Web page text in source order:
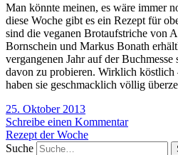
Man könnte meinen, es wäre immer
diese Woche gibt es ein Rezept für
sind die veganen Brotaufstriche von
Bornschein und Markus Bonath
vergangenen Jahr auf der
davon zu probieren. Wirklich köstlich
haben sie geschmacklich völlig
25. Oktober 2013
Schreibe einen Kommentar
Rezept der Woche
Suche